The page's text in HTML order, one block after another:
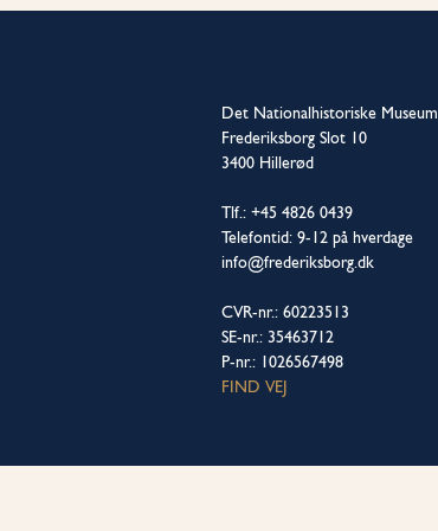
Det Nationalhistoriske Museum
Frederiksborg Slot 10
3400 Hillerød
Tlf.: +45 4826 0439
Telefontid: 9-12 på hverdage
info@frederiksborg.dk
CVR-nr.: 60223513
SE-nr.: 35463712
P-nr.: 1026567498
FIND VEJ